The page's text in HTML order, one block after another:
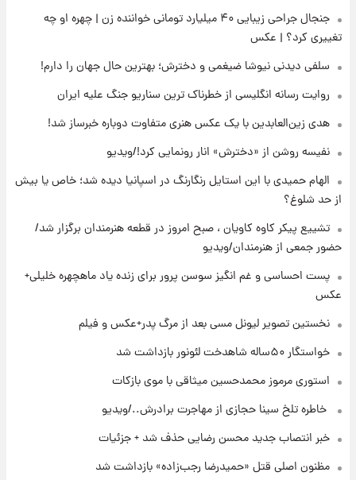
آتش‌سوزی در لوناپارک شیراز؛ آخرین وضعیت
خزندگان خطرناک پس از حادثه
۲۲ ساعت پیش
خواستگار ۵۰ساله شاهدخت لئونور بازداشت شد
پدر+عکس و فیلم
۲۳ ساعت پیش
استوری مرموز محمدحسین میثاقی با موی
جنجال جراحی زیبایی ۴۰ میلیارد تومانی خواننده زن | چهره او چه
تغییری کرد؟ | عکس
سلفی دیدنی نیوشا ضیغمی و دخترش؛ بهترین حال جهان را دارم!
روایت رسانه انگلیسی از خطرناک ترین سناریو جنگ علیه ایران
هدی زین‌العابدین با یک عکس هنری متفاوت دوباره خبرساز شد!
نفیسه روشن از «دخترش» انار رونمایی کرد!/ویدیو
الهام حمیدی با این استایل رنگارنگ در اسپانیا دیده شد؛ خاص یا بیش
از حد شلوغ؟
تشییع پیکر کاوه کاویان ، صبح امروز در قطعه هنرمندان برگزار شد/
حضور جمعی از هنرمندان/ویدیو
پست احساسی و غم انگیز سوسن پرور برای زنده یاد ماهچهره خلیلی+
عکس
نخستین تصویر لیونل مسی بعد از مرگ پدر+عکس و فیلم
خواستگار ۵۰ساله شاهدخت لئونور بازداشت شد
استوری مرموز محمدحسین میثاقی با موی بازکات
⁨ خاطره تلخ سینا حجازی از مهاجرت برادرش../ویدیو
خبر انتصاب جدید محسن رضایی حذف شد + جزئیات
مظنون اصلی قتل «حمیدرضا رجب‌زاده» بازداشت شد